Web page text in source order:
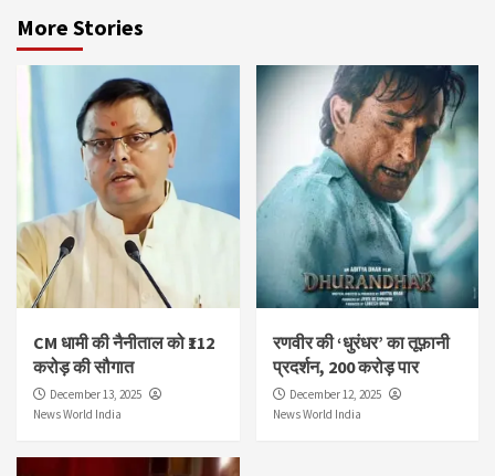
More Stories
CM धामी की नैनीताल को ₹112
करोड़ की सौगात
December 13, 2025
News World India
रणवीर की ‘धुरंधर’ का तूफ़ानी
प्रदर्शन, 200 करोड़ पार
December 12, 2025
News World India